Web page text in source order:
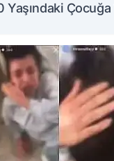
Yaşındaki Çocuğa